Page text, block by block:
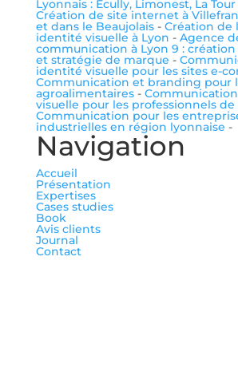
Lyonnais : Écully, Limonest, La
Création de site internet à
et dans le Beaujolais- Création de
identité visuelle à Lyon - Agence
communication à Lyon 9 :
et stratégie de marque -
identité visuelle pour les sites e-
Communication et branding pour
agroalimentaires-
visuelle pour les professionnels
Communication pour les
industrielles en région lyonnaise -
Navigation
Accueil
Présentation
Expertises
Cases studies
Book
Avis clients
Journal
Contact